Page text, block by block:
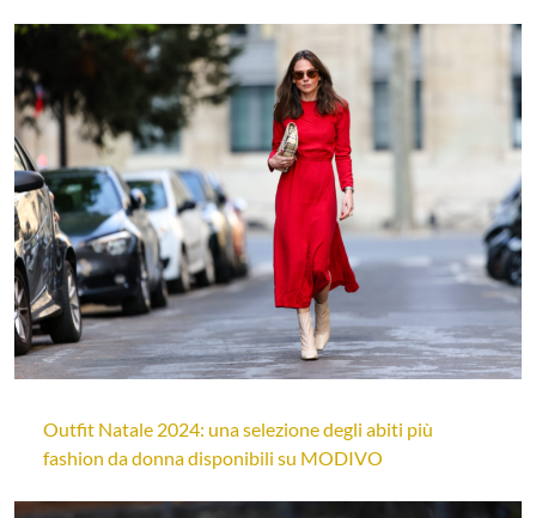
Outfit Natale 2024: una selezione degli abiti più
fashion da donna disponibili su MODIVO